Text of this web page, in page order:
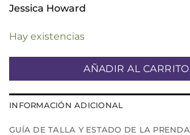
Jessica Howard
Hay existencias
AÑADIR AL CARRITO
INFORMACIÓN ADICIONAL
GUÍA DE TALLA Y ESTADO DE LA PRENDA